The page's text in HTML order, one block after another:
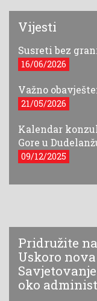
Vijesti
Susreti bez
16/06/2026
Važno
21/05/2026
Kalendar
Gore u
09/12/2025
Pridružite
Uskoro
oko